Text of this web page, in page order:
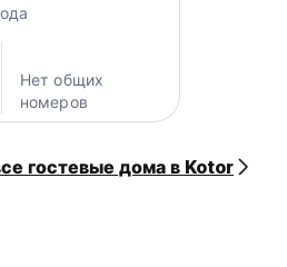
Нет общих
номеров
гостевые дома в Kotor